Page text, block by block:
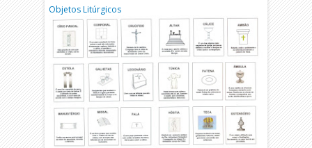
Objetos Litúrgicos